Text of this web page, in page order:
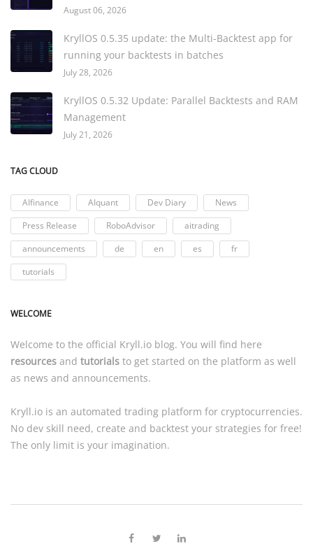
August 06, 2026
KryllOS 0.5.35 update: the Multi-Backtest app for
running your backtests in batches
July 28, 2026
KryllOS 0.5.32 Update: Parallel Backtests and RAM
Management
July 21, 2026
TAG CLOUD
AIfinance AIquant Dev Diary
News
Press Release
RoboAdvisor
aitrading
announcements
de en es
fr
tutorials
WELCOME
Welcome to the official Kryll.io blog. You will find here
resources and tutorials to get started on the platform as well
as news and announcements.
Kryll.io is an automated trading platform for cryptocurrencies.
No dev skill need, create and backtest your strategies for free!
The only limit is your imagination.